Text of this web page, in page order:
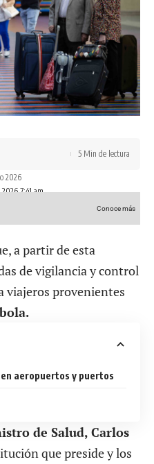
7:41 am
2026
5 Min de lectura
Conoce más
a partir de esta
de vigilancia y control
viajeros provenientes
aeropuertos y puertos
de Salud, Carlos
que preside y los